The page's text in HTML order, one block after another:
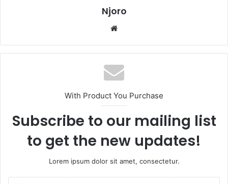
Njoro
Website
With Product You Purchase
Subscribe to our mailing list
to get the new updates!
Lorem ipsum dolor sit amet, consectetur.